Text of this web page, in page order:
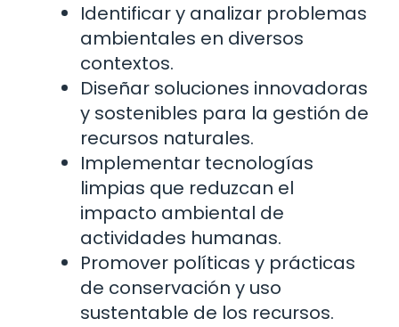
Identificar y analizar problemas
ambientales en diversos
contextos.
Diseñar soluciones innovadoras
y sostenibles para la gestión de
recursos naturales.
Implementar tecnologías
limpias que reduzcan el
impacto ambiental de
actividades humanas.
Promover políticas y prácticas
de conservación y uso
sustentable de los recursos.